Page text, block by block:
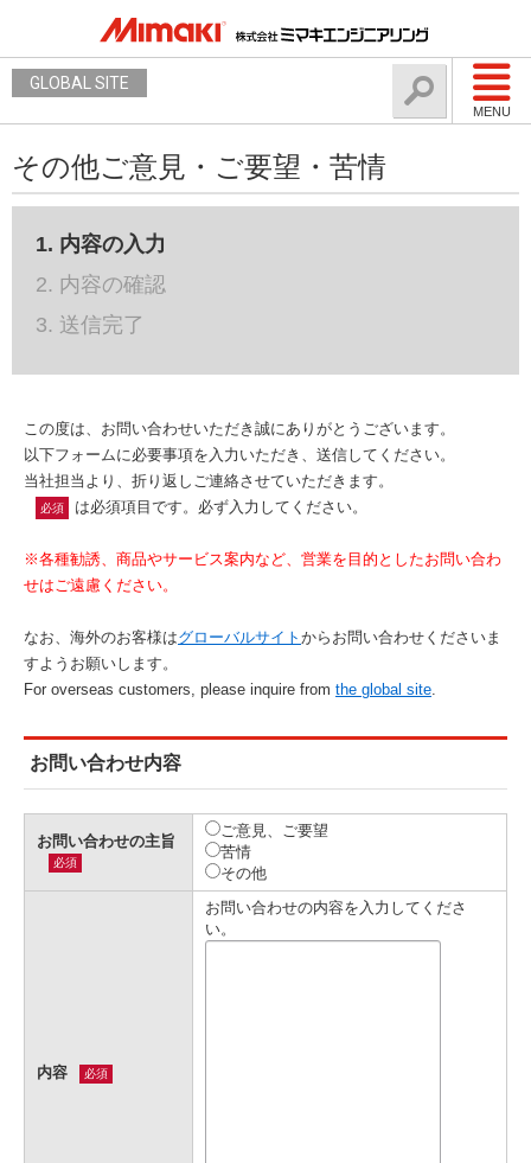
MENU
GLOBAL SITE
その他ご意見・ご要望・苦情
1. 内容の入力
2. 内容の確認
3. 送信完了
この度は、お問い合わせいただき誠にありがとうございます。
以下フォームに必要事項を入力いただき、送信してください。
当社担当より、折り返しご連絡させていただきます。
必須 は必須項目です。必ず入力してください。
※各種勧誘、商品やサービス案内など、営業を目的としたお問い合わ
せはご遠慮ください。
なお、海外のお客様はグローバルサイト からお問い合わせくださいま
すようお願いします。
For overseas customers, please inquire from the global site.
お問い合わせ内容
お問い合わせの主旨
必須
ご意見、ご要望
苦情
その他
内容 必須
お問い合わせの内容を入力してくださ
い。